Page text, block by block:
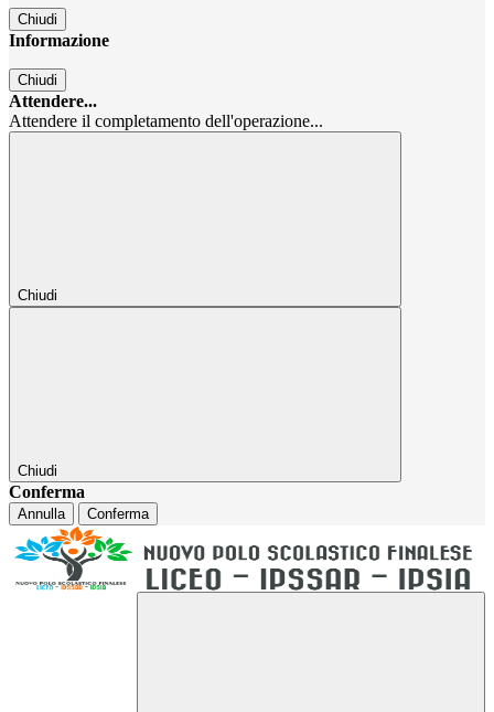
Chiudi
Informazione
Chiudi
Attendere...
Attendere il completamento dell'operazione...
Chiudi
Chiudi
Conferma
Annulla Conferma